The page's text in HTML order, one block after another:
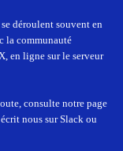
se déroulent souvent en
la communauté
en ligne sur le serveur
consulte notre page
nous sur Slack ou